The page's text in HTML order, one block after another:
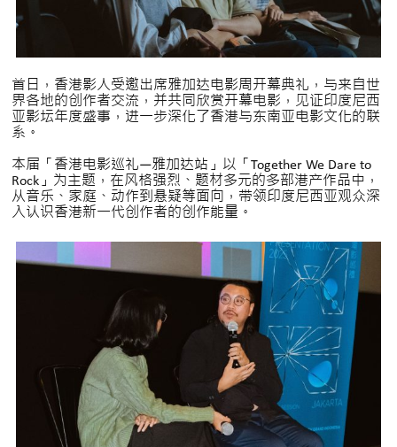
首日，香港影人受邀出席雅加达电影周开幕典礼，与来自世
界各地的创作者交流，并共同欣赏开幕电影，见证印度尼西
亚影坛年度盛事，进一步深化了香港与东南亚电影文化的联
系。
本届「香港电影巡礼—雅加达站」以「Together We Dare to
Rock」为主题，在风格强烈、题材多元的多部港产作品中，
从音乐、家庭、动作到悬疑等面向，带领印度尼西亚观众深
入认识香港新一代创作者的创作能量。